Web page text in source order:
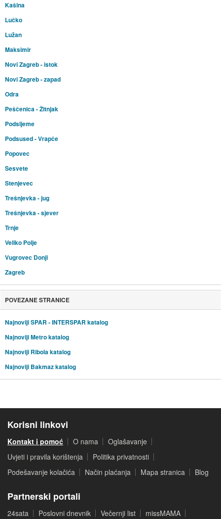
Kašina
Lučko
Lužan
Maksimir
Novi Zagreb - istok
Novi Zagreb - zapad
Odra
Peščenica - Žitnjak
Podsljeme
Podsused - Vrapče
Popovec
Sesvete
Stenjevec
Trešnjevka - jug
Trešnjevka - sjever
Trnje
Veliko Polje
Vugrovec Donji
Zagreb
POVEZANE STRANICE
Najnoviji SPAR - INTERSPAR katalog
Najnoviji Metro katalog
Najnoviji Ribola katalog
Najnoviji Bakmaz katalog
Korisni linkovi
Kontakt i pomoć O nama
Oglašavanje
Uvjeti i pravila korištenja
Politika privatnosti
Podešavanje kolačića
Način plaćanja Mapa stranica Blog
Partnerski portali
24sata Poslovni dnevnik Večernji list missMAMA